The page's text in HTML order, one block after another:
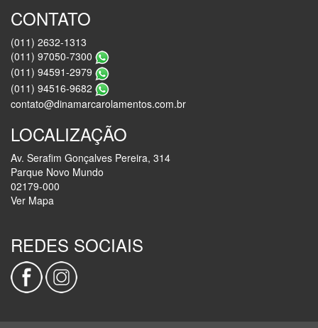
CONTATO
(011) 2632-1313
(011) 97050-7300
(011) 94591-2979
(011) 94516-9682
contato@dinamarcarolamentos.com.br
LOCALIZAÇÃO
Av. Serafim Gonçalves Pereira, 314
Parque Novo Mundo
02179-000
Ver Mapa
REDES SOCIAIS